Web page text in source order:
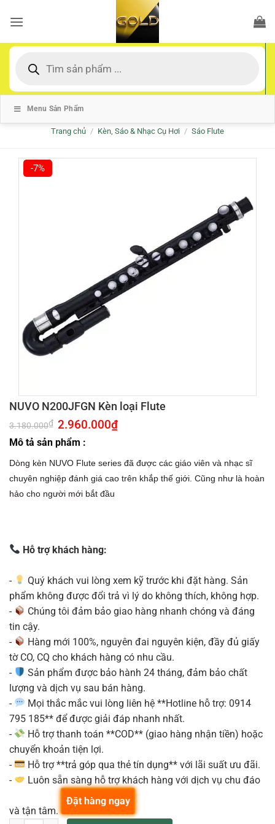
qua
dung
kiếm
Menu Sản Phẩm
Trang chủ / Kèn, Sáo & Nhạc Cụ Hơi / Sáo Flute
-7%
NUVO N200JFGN Kèn loại Flute
3.180.000₫ Giá
gốc
là:
3.180.000₫.
2.960.000₫Giá
Mô tả sản phẩm :
Dòng kèn NUVO Flute series đã được các giáo viên và nhạc sĩ
chuyên nghiệp đánh giá cao trên khắp thế giới. Cũng như là hoàn
hảo cho người mới bắt đầu
Hỗ trợ khách hàng:
-
Quý khách vui lòng xem kỹ trước khi đặt hàng. Sản
phẩm không được đổi trả vì lý do không thích, không hợp.
-
Chúng tôi đảm bảo giao hàng nhanh chóng và đáng
tin cậy.
-
Hàng mới 100%, nguyên đai nguyên kiện, đầy đủ giấy
tờ CO, CQ cho khách hàng có nhu cầu.
-
Sản phẩm được bảo hành 24 tháng, đảm bảo chất
lượng và dịch vụ sau bán hàng.
-
Mọi thắc mắc vui lòng liên hệ **Hotline hỗ trợ: 0914
795 185** để được giải đáp nhanh nhất.
-
Hỗ trợ thanh toán **COD** (giao hàng nhận tiền) hoặc
chuyển khoản tiện lợi.
-
Hỗ trợ **trả góp qua thẻ tín dụng** với lãi suất ưu đãi.
-
Luôn sẵn sàng hỗ trợ khách hàng với dịch vụ chu đáo
và tận tâm.
Đặt hàng ngay